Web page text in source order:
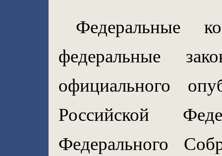
Федеральные
федеральные
официального
Российской
Федерального